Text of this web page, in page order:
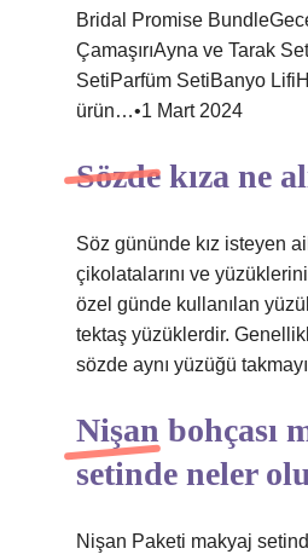
Bridal Promise
ÇamaşırıAyna ve Tarak
SetiParfüm SetiBanyo
ürün…•1 Mart 2024
Sözde kıza ne
Söz gününde kız isteyen
çikolatalarını ve
özel günde kullanılan
tektaş yüzüklerdir.
sözde aynı yüzüğü
Nişan bohçası
setinde neler
Nişan Paketi makyaj